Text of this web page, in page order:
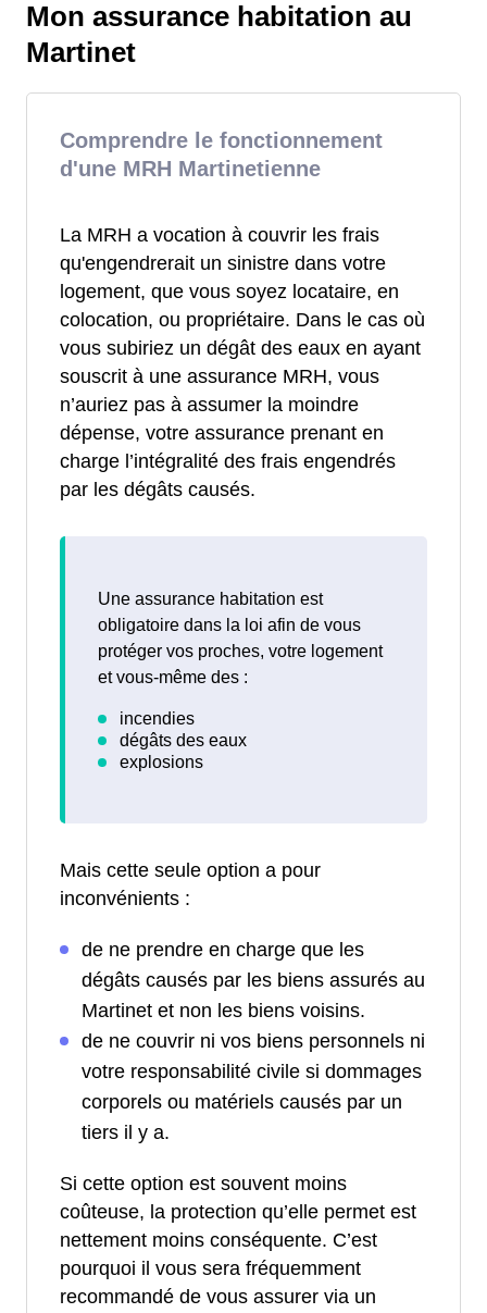
Mon assurance habitation au
Martinet
Comprendre le fonctionnement
d'une MRH Martinetienne
La MRH a vocation à couvrir les frais
qu'engendrerait un sinistre dans votre
logement, que vous soyez locataire, en
colocation, ou propriétaire. Dans le cas où
vous subiriez un dégât des eaux en ayant
souscrit à une assurance MRH, vous
n’auriez pas à assumer la moindre
dépense, votre assurance prenant en
charge l’intégralité des frais engendrés
par les dégâts causés.
Une assurance habitation est
obligatoire dans la loi afin de vous
protéger vos proches, votre logement
et vous-même des :
Mais cette seule option a pour
inconvénients :
de ne prendre en charge que les
dégâts causés par les biens assurés au
Martinet et non les biens voisins.
de ne couvrir ni vos biens personnels ni
votre responsabilité civile si dommages
corporels ou matériels causés par un
tiers il y a.
Si cette option est souvent moins
coûteuse, la protection qu’elle permet est
nettement moins conséquente. C’est
pourquoi il vous sera fréquemment
recommandé de vous assurer via un